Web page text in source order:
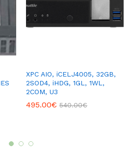
XPC AIO, iCELJ4005, 32GB,
2SOD4, iHDG, 1GL, 1WL,
2COM, U3
495.00€ 540.00€